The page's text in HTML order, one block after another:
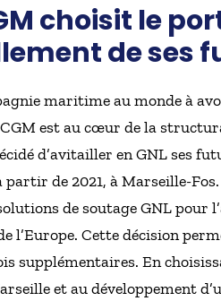
choisit le
de ses
maritime au monde à
est au cœur de la
d’avitailler en GNL ses
partir de 2021, à Marseille-
de soutage GNL pour
l’Europe. Cette décision
supplémentaires. En
et au développement